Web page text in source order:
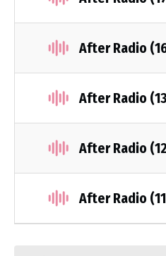
After Radio
After Radio
After Radio
After Radio